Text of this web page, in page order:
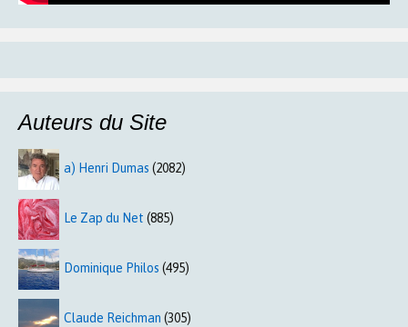
Auteurs du Site
a) Henri Dumas (2082)
Le Zap du Net (885)
Dominique Philos (495)
Claude Reichman (305)